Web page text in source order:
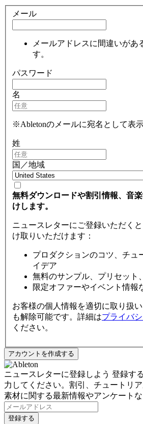
メール
メールアドレスに間違いがあ
す。
パスワード
名
※Abletonのメールに宛名として表示
姓
国／地域
無料ダウンロードや割引情報、音
けします。
ニュースレターにご登録いただく
け取りいただけます：
プロダクションのコツ、チュ
イデア
無料のサンプル、プリセット
限定オファーやイベント情報
お客様の個人情報を適切に取り扱
も解除可能です。詳細はプライバ
ください。
ニュースレターに登録しよう 登録す
力してください。割引、チュートリ
素材に関する最新情報やアンケートな